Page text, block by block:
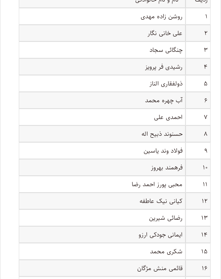
۱
روشن زاده مهدی
۲
علی خانی نگار
۳
چنگائی سجاد
۴
رشیدی فر پرویز
۵
ذولفقاری الناز
۶
آب چهره محمد
۷
احمدی علی
۸
حسنوند ذبیح اله
۹
فولاد وند یاسین
۱۰
فرهمند بهروز
۱۱
محبی پورز احمد رضا
۱۲
کیانی نیک عاطفه
۱۳
رضائی شیرین
۱۴
ایمانی جودکی ارزو
۱۵
شکری محمد
۱۶
قائمی منش مژگان